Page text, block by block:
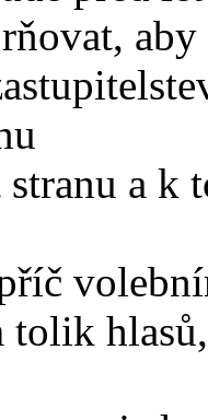
a k